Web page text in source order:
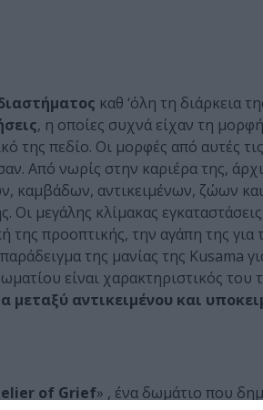
καθ ‘όλη τη διάρκεια
, η οποίες συχνά είχαν τη
της πεδίο. Οι μορφές από αυτές
Από νωρίς στην καριέρα της,
καμβάδων, αντικειμένων, ζώων
Οι μεγάλης κλίμακας
προοπτικής, την αγάπη της για
της μανίας της Kusama
είναι χαρακτηριστικός του
μεταξύ αντικειμένου και
of Grief» , ένα δωμάτιο που